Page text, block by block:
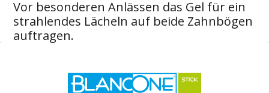
Vor besonderen Anlässen das Gel für ein
strahlendes Lächeln auf beide Zahnbögen
auftragen.